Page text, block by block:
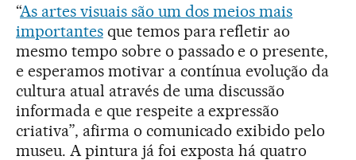
“As artes visuais são um dos meios mais
importantesque temos para refletir ao
mesmo tempo sobre o passado e o presente,
e esperamos motivar a contínua evolução da
cultura atual através de uma discussão
informada e que respeite a expressão
criativa”, afirma o comunicado exibido pelo
museu. A pintura já foi exposta há quatro